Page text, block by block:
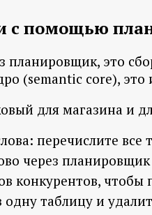
с помощью
планировщик, это
(semantic core), это
для магазина и
перечислите
через
конкурентов,
одну таблицу и